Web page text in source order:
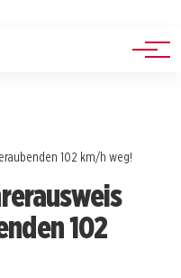
102 km/h weg!
102